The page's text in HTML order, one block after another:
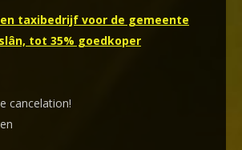
taxibedrijf voor de gemeente
tot 35% goedkoper
cancelation!